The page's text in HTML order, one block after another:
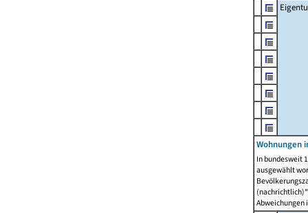
Wohnungen
In bundesweit
ausgewählt
Abweichungen